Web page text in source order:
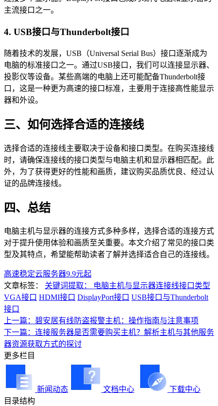
主流接口之一。
4. USB接口与Thunderbolt接口
随着技术的发展，USB（Universal Serial Bus）接口逐渐成为
电脑的标准接口之一。通过USB接口，我们可以连接显示器、
投影仪等设备。某些高端的电脑上还可能配备Thunderbolt接
口，这是一种更为高速的接口标准，主要用于连接高性能显示
器和外设。
三、如何选择合适的连接线
选择合适的连接线主要取决于设备和接口类型。在购买连接线
时，请确保连接线的接口类型与电脑主机和显示器相匹配。此
外，为了获得更好的性能和画质，建议购买品质优良、经过认
证的品牌连接线。
四、总结
电脑主机与显示器的连接方式多种多样，选择合适的连接方式
对于提升使用体验和画质至关重要。本文介绍了常见的接口类
型及其特点，希望能帮助读者了解并选择适合自己的连接线。
高速稳定云服务器9.9元起
文章标签：
关键词提取： 电脑主机与显示器连接线接口类型
VGA接口 HDMI接口 DisplayPort接口 USB接口与Thunderbolt
接口
上一篇：碧安居有线防盗报警主机：操作指南与注意事项
下一篇：连接服务器是否需要购买主机？解析主机与其他服务
器资源获取方式的探讨
更多栏目
新闻动态 文档中心
下载中心
目录结构